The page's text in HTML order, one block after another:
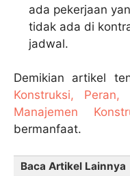
ada pekerjaan
tidak ada di
jadwal.
Demikian artikel
Konstruksi,
Manajemen
bermanfaat.
Baca Artikel Lainnya